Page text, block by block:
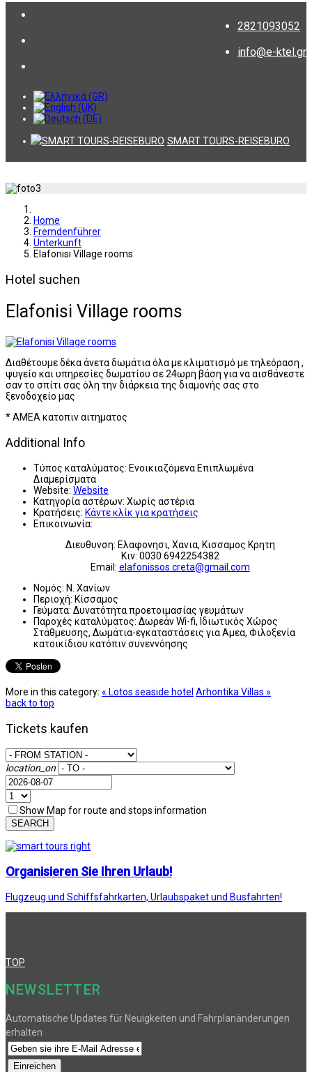
2821093052
info@e-ktel.gr
SMART TOURS-REISEBURO
Home
Fremdenführer
Unterkunft
Elafonisi Village rooms
Hotel suchen
Elafonisi Village rooms
Διαθέτουμε δέκα άνετα δωμάτια όλα με κλιματισμό με τηλεόραση ,
ψυγείο και υπηρεσίες δωματίου σε 24ωρη βάση για να αισθάνεστε
σαν το σπίτι σας όλη την διάρκεια της διαμονής σας στο
ξενοδοχείο μας
* ΑΜΕΑ κατοπιν αιτηματος
Additional Info
Τύπος καταλύματος: Ενοικιαζόμενα Επιπλωμένα
Διαμερίσματα
Website: Website
Κατηγορία αστέρων: Χωρίς αστέρια
Κρατήσεις: Κάντε κλίκ για κρατήσεις
Επικοινωνία:
Διευθυνση: Ελαφονησι, Χανια, Κισσαμος Κρητη
Κιν: 0030 6942254382
Email: elafonissos.creta@gmail.com
Νομός: Ν. Χανίων
Περιοχή: Κίσσαμος
Γεύματα: Δυνατότητα προετοιμασίας γευμάτων
Παροχές καταλύματος: Δωρεάν Wi-fi, Ιδιωτικός Χώρος
Στάθμευσης, Δωμάτια-εγκαταστάσεις για Αμεα, Φιλοξενία
κατοικίδιου κατόπιν συνεννόησης
More in this category: « Lotos seaside hotel Arhontika Villas »
back to top
Tickets kaufen
location_on
Show Map for route and stops information
SEARCH
Organisieren Sie Ihren Urlaub!
Flugzeug und Schiffsfahrkarten, Urlaubspaket und Busfahrten!
TOP
NEWSLETTER
Automatische Updates für Neuigkeiten und Fahrplanänderungen
erhalten